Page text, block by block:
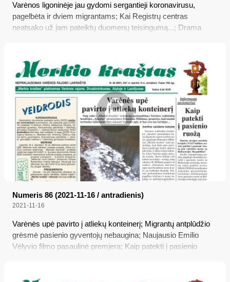
Varėnos ligoninėje jau gydomi sergantieji koronavirusu,
pagelbėta ir dviem migrantams; Kai Registrų centras
neatsako už jam pateiktų duomenų teisingumą...; Drama
brangs geriamasis vanduo ir nuotekų tvarkymas
Numeris 86 (2021-11-16 / antradienis)
2021-11-16
Varėnės upė pavirto į atliekų konteinerį; Migrantų antplūdžio
grėsmė pasienio gyventojų nebaugina; Naujausio Emilio
Vėlyvio filmo pasaulinė premjera; Kaip patekti į pasienio